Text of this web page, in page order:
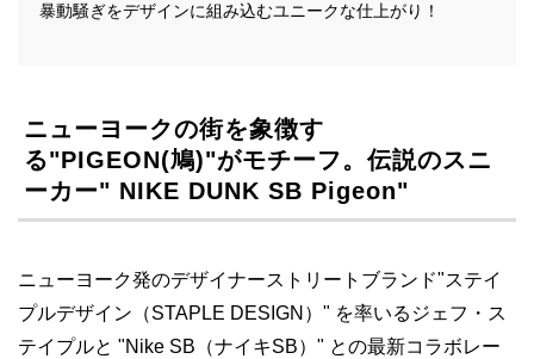
暴動騒ぎをデザインに組み込むユニークな仕上がり！
ニューヨークの街を象徴す
る"PIGEON(鳩)"がモチーフ。伝説のスニ
ーカー" NIKE DUNK SB Pigeon"
ニューヨーク発のデザイナーストリートブランド"ステイ
プルデザイン（STAPLE DESIGN）" を率いるジェフ・ス
テイプルと "Nike SB（ナイキSB）" との最新コラボレー